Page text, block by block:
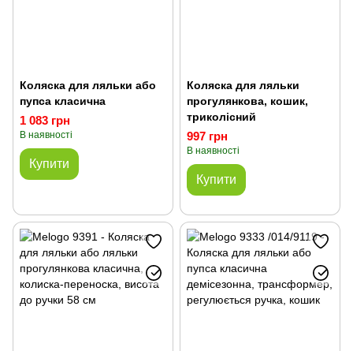
Коляска для ляльки або
пупса класична
1 083 грн
В наявності
Купити
Коляска для ляльки
прогулянкова, кошик,
триколісний
997 грн
В наявності
Купити